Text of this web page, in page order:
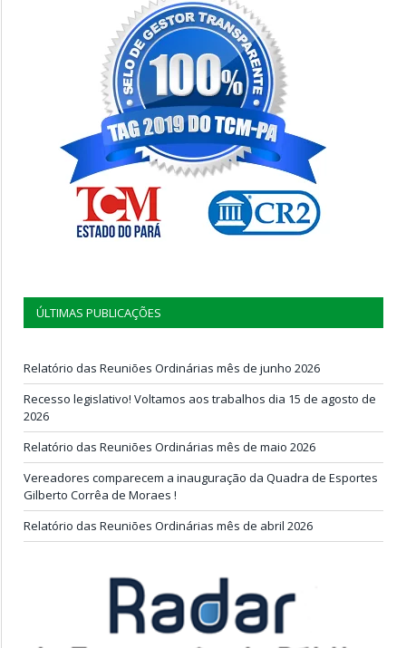
ÚLTIMAS PUBLICAÇÕES
Relatório das Reuniões Ordinárias mês de junho 2026
Recesso legislativo! Voltamos aos trabalhos dia 15 de agosto de
2026
Relatório das Reuniões Ordinárias mês de maio 2026
Vereadores comparecem a inauguração da Quadra de Esportes
Gilberto Corrêa de Moraes !
Relatório das Reuniões Ordinárias mês de abril 2026